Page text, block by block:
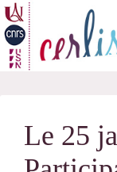
Passer
au
contenu
Le 25